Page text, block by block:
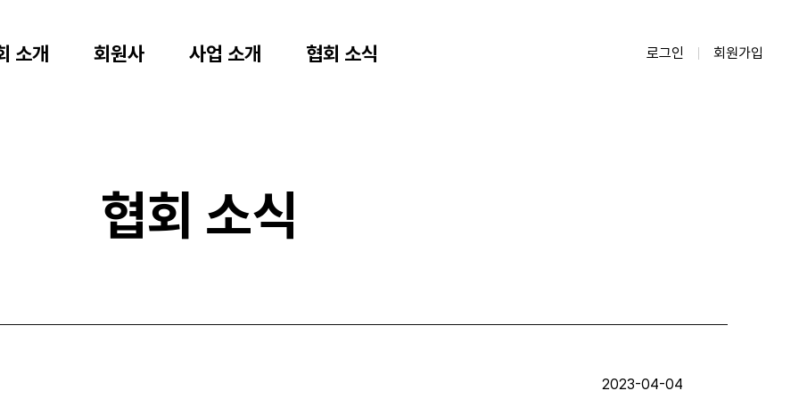
소개 회원사 사업 소개 협회 소식 로그인 회원가입
협회 소식
2023-04-04